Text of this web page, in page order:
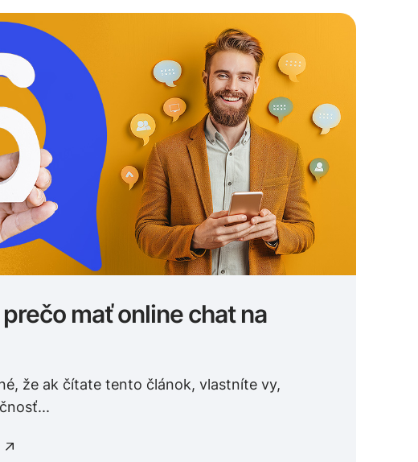
mať online chat na
že ak čítate tento článok, vlastníte vy,